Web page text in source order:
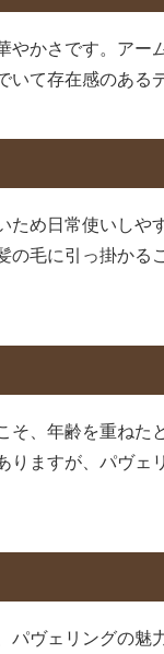
やかさです。ア
いて存在感のある
ため日常使いし
の毛に引っ掛か
そ、年齢を重ね
りますが、パヴ
パヴェリングの